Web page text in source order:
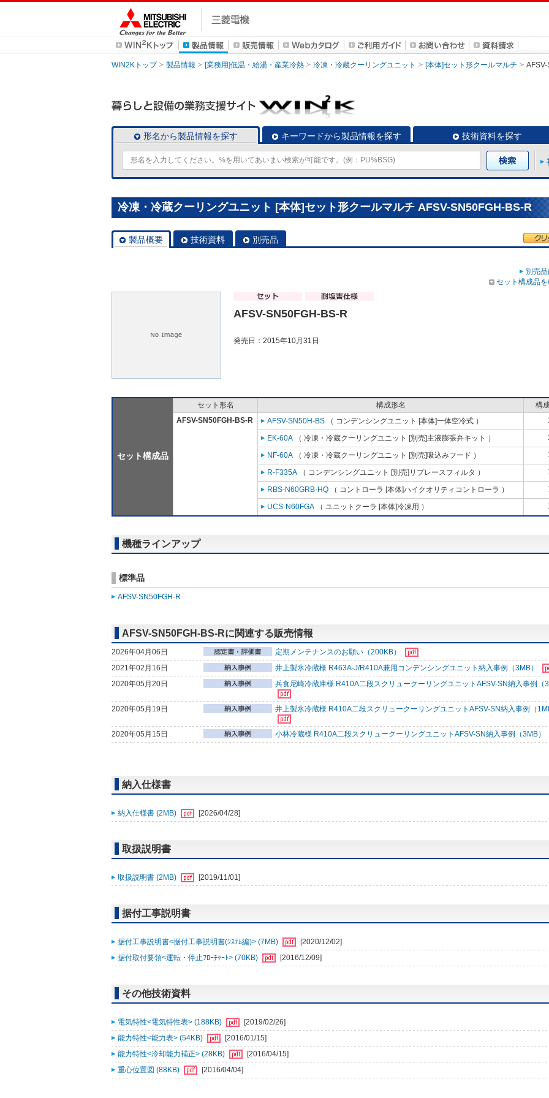
WIN2Kトップ 製品情報 [業務用]低温・給湯・産業冷熱 冷凍・冷蔵クーリングユニット [本体]セット形クールマルチ
形名から製品情報を探す キーワードから製品情報を探す 技術資料を探す
冷凍・冷蔵クーリングユニット [本体]セット形クールマルチ AFSV-SN50FGH-BS-R
製品概要 技術資料 別売品
別売
セット構成品
AFSV-SN50FGH-BS-R
発売日：2015年10月31日
セット構成品
セット形名 構成形名
構
AFSV-SN50FGH-BS-R
AFSV-SN50H-BS （ コンデンシングユニット [本体]一体空冷式 ）
EK-60A （ 冷凍・冷蔵クーリングユニット [別売]主液膨張弁キット ）
NF-60A （ 冷凍・冷蔵クーリングユニット [別売]吸込みフード ）
R-F335A （ コンデンシングユニット [別売]リプレースフィルタ ）
RBS-N60GRB-HQ （ コントローラ [本体]ハイクオリティコントローラ ）
UCS-N60FGA （ ユニットクーラ [本体]冷凍用 ）
機種ラインアップ
標準品
AFSV-SN50FGH-R
AFSV-SN50FGH-BS-Rに関連する販売情報
2026年04月06日
定期メンテナンスのお願い（200KB）
2021年02月16日
井上製氷冷蔵様 R463A-J/R410A兼用コンデンシングユニット納入事例（3MB）
2020年05月20日
兵食尼崎冷蔵庫様 R410A二段スクリュークーリングユニットAFSV-SN納入事例（
2020年05月19日 井上製氷冷蔵様 R410A二段スクリュークーリングユニットAFSV-SN納入事例（
2020年05月15日 小林冷蔵様 R410A二段スクリュークーリングユニットAFSV-SN納入事例（3MB）
納入仕様書
納入仕様書 (2MB) [2026/04/28]
取扱説明書
取扱説明書 (2MB) [2019/11/01]
据付工事説明書
据付工事説明書<据付工事説明書(ｼｽﾃﾑ編)> (7MB)
[2020/12/02]
据付取付要領<運転・停止ﾌﾛｰﾁｬｰﾄ> (70KB)
[2016/12/09]
その他技術資料
電気特性<電気特性表> (188KB)
[2019/02/26]
能力特性<能力表> (54KB)
[2016/01/15]
能力特性<冷却能力補正> (28KB)
[2016/04/15]
重心位置図 (88KB)
[2016/04/04]